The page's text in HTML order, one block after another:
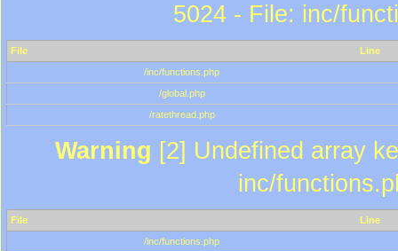
5024 - File: inc/
File
Line
/inc/functions.php
/global.php
/ratethread.php
Warning [2] Undefined array
inc/
File
Line
/inc/functions.php